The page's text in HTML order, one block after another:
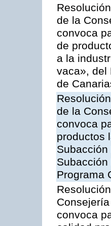
de la
convoca
de
a la
vaca», del
de
de la
convoca
productos
Programa
convoca